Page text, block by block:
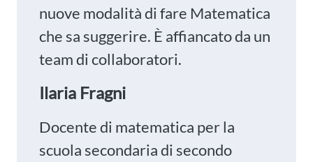
nuove modalità di fare Matematica
che sa suggerire. È affiancato da un
team di collaboratori.
Ilaria Fragni
Docente di matematica per la
scuola secondaria di secondo